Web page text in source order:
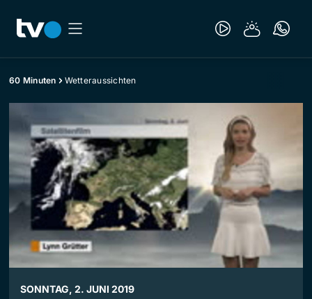
60 Minuten Wetteraussichten
SONNTAG, 2. JUNI 2019